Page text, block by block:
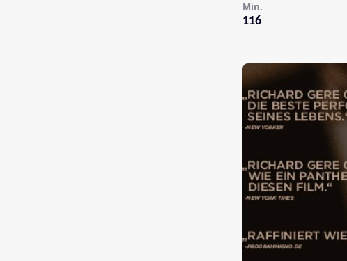
116
Min.